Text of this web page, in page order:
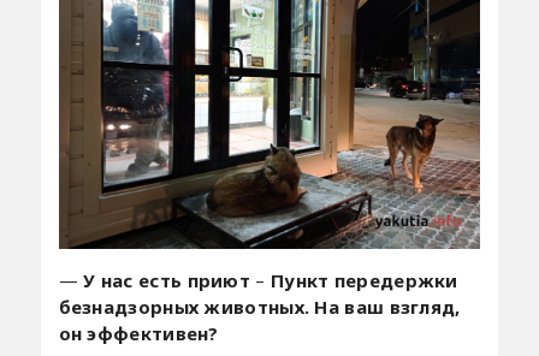
—У нас есть приют – Пункт передержки
безнадзорных животных. На ваш взгляд,
он эффективен?